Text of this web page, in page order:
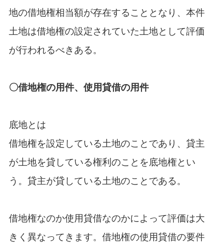
地の借地権相当額が存在することとなり、本件
土地は借地権の設定されていた土地として評価
が行われるべきある。
〇借地権の用件、使用貸借の用件
底地とは
借地権を設定している土地のことであり、貸主
が土地を貸している権利のことを底地権とい
う。貸主が貸している土地のことである。
借地権なのか使用貸借なのかによって評価は大
きく異なってきます。借地権の使用貸借の要件